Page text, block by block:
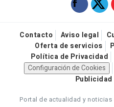
Contacto Aviso legal
Oferta de servicios
Política de Privacidad
Configuración de Cookies
Portal de actualidad y